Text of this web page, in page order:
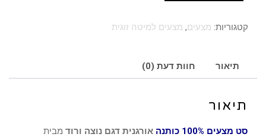
סט
100%
כותנה
נוצה
ורוד
קטגוריות: מצעים, מצעים למיטה זוגית
תיאור חוות דעת (0)
תיאור
סט מצעים 100% כותנה אורגנית דגם נוצה ורוד מבית